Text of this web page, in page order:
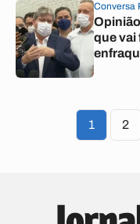
Conversa
que vai
1 2